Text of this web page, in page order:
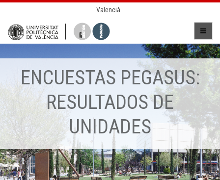
Valencià
ENCUESTAS PEGASUS:
RESULTADOS DE
UNIDADES